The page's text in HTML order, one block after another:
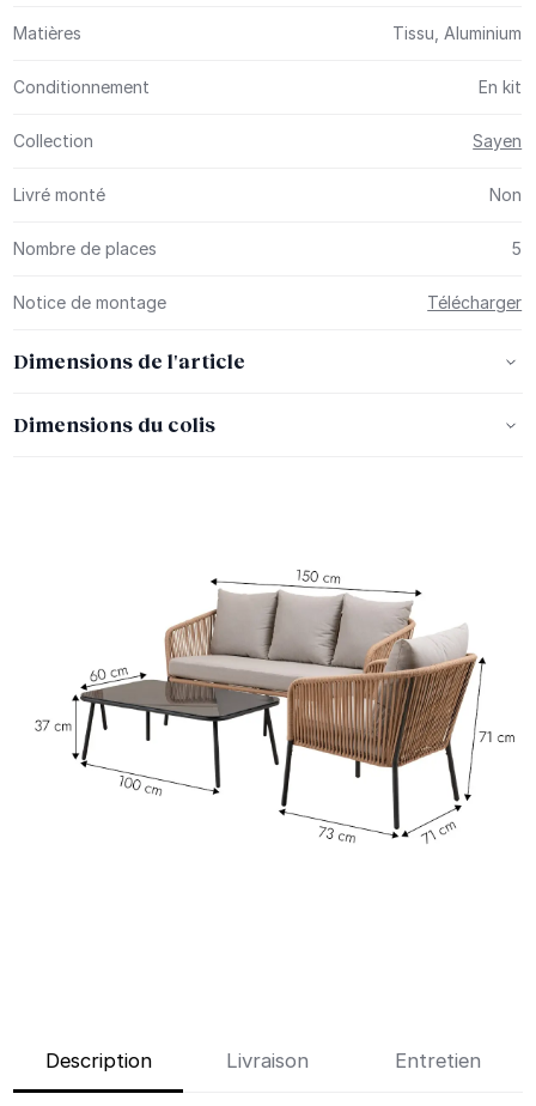
Matières Tissu, Aluminium
Conditionnement En kit
Collection Sayen
Livré monté Non
Nombre de places 5
Notice de montage Télécharger
Dimensions de l'article
Dimensions du colis
Description Livraison Entretien